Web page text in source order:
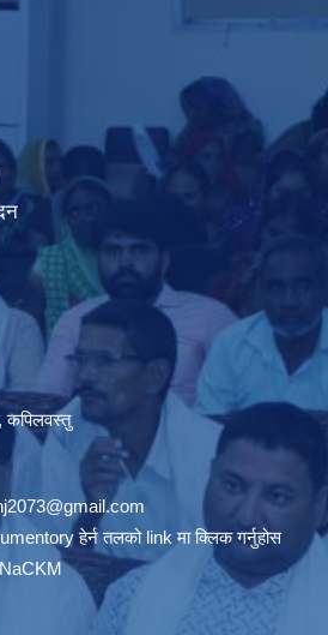
कपिलवस्तु
हेर्न तलको link मा क्लिक गर्नुहोस